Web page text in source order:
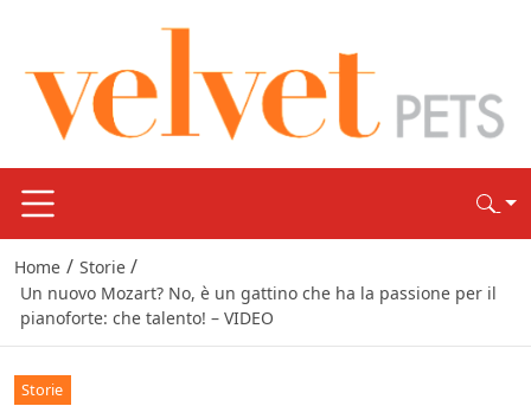
Home / Storie /
Un nuovo Mozart? No, è un gattino che ha la passione per il
pianoforte: che talento! – VIDEO
Storie